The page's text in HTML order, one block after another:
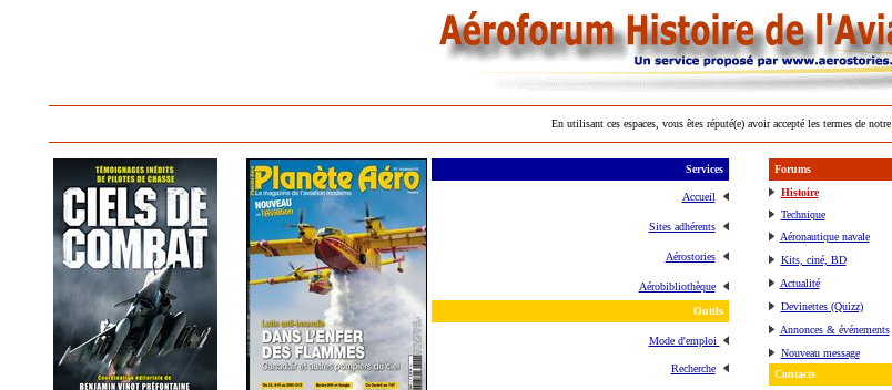
En utilisant ces espaces, vous êtes réputé(e) avoir accepté les termes de notre
Services
Accueil
Sites adhérents
Aérostories
Aérobibliothèque
Outils
Mode d'emploi
Recherche
Forums
Histoire
Technique
Aéronautique navale
Kits, ciné, BD
Actualité
Devinettes (Quizz)
Annonces & événements
Nouveau message
Contacts